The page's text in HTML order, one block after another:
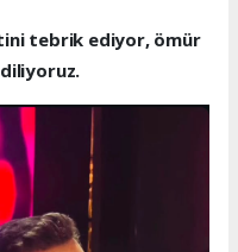
tebrik ediyor, ömür